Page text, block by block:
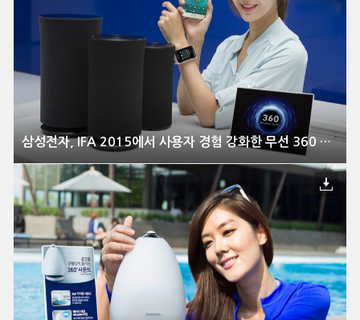
삼성전자, IFA 2015에서 사용자 경험 강화한 무선 360 오디오 신모델 공개